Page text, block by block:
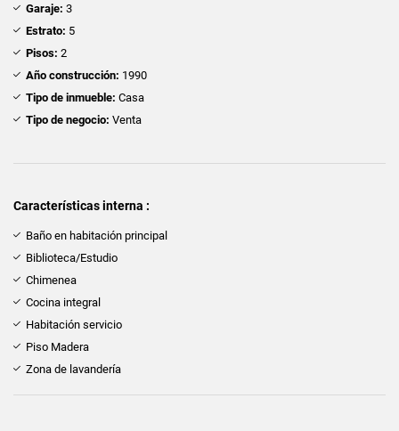
Garaje: 3
Estrato: 5
Pisos: 2
Año construcción: 1990
Tipo de inmueble: Casa
Tipo de negocio: Venta
Características interna :
Baño en habitación principal
Biblioteca/Estudio
Chimenea
Cocina integral
Habitación servicio
Piso Madera
Zona de lavandería